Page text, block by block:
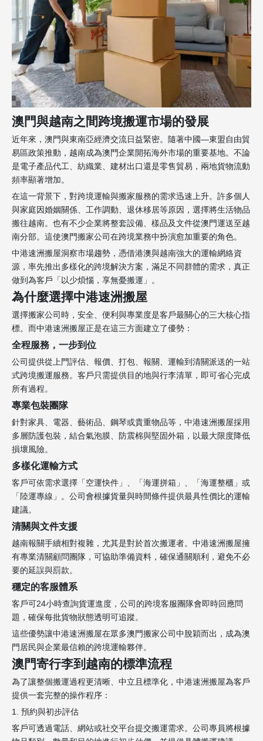
澳門與越南之間跨境搬運市場的發展
近年來，澳門與東南亞經濟交流日益緊密。隨著中國—東盟自由貿
易區政策推動，越南成為澳門企業開拓海外市場的重要基地。不論
是電子產品代工、紡織業、建材出口還是零售貿易，兩地貨物流動
頻率顯著增加。
在這一背景下，對跨境運輸與搬家服務的需求迅速上升。許多個人
與家庭因婚姻關係、工作調動、退休移居等原因，選擇將生活物品
搬往越南。也有不少企業將整套設備、樣品及文件從澳門運送至越
南分部。這使澳門搬家公司在跨境業務中扮演愈加重要的角色。
中港速洲搬屋洞察市場趨勢，憑借港澳與越南強大的運輸網絡資
源，率先推出多樣化的跨境解決方案，滿足不同群體的需求，真正
做到為客戶「以少煩惱，享無憂搬運」。
為什麼選擇中港速洲搬屋
選擇搬家公司時，安全、便利與專業度是客戶最關心的三大核心指
標。而中港速洲搬屋正是在這三方面建立了優勢：
全程服務，一步到位
公司提供從上門評估、報價、打包、報關、運輸到清關派送的一站
式跨境搬運服務。客戶只需提供目的地與行李清單，即可省心完成
所有過程。
專業包裝團隊
針對家具、電器、藝術品、鋼琴或貴重物品等，中港速洲搬屋採用
多層防護包裝，結合氣泡膜、防震棉與堅固外箱，以最大限度降低
損壞風險。
多樣化運輸方式
客戶可依需求選擇「空運快件」、「海運拼箱」、「海運整櫃」或
「陸運專線」。公司會根據貨量與時間條件提供最具性價比的運輸
建議。
清關與文件支援
越南報關手續相對複雜，尤其是對於首次搬運者。中港速洲搬屋擁
有專業清關顧問團隊，可協助準備資料，確保通關順利，避免不必
要的延誤與罰款。
穩定的客服體系
客戶可24小時查詢貨運進度，公司的跨境客服團隊會即時回應問
題，確保每批貨物狀態透明可追蹤。
這些優勢讓中港速洲搬屋在眾多澳門搬家公司中脫穎而出，成為澳
門居民與企業最信賴的跨境運輸夥伴。
澳門寄行李到越南的標準流程
為了讓整個搬運過程更清晰、中立且標準化，中港速洲搬屋為客戶
提供一套完整的操作程序：
1. 預約與初步評估
客戶可透過電話、網站或社交平台提交搬運需求。公司專員將根據